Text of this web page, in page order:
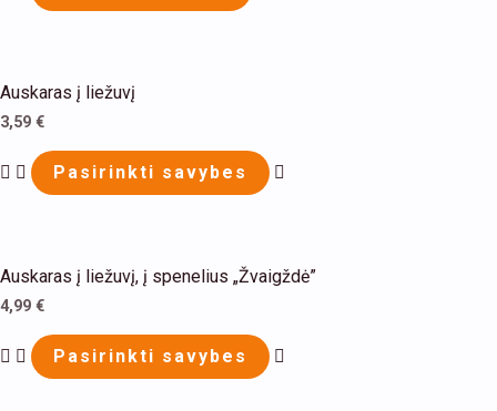
Auskaras į liežuvį
3,59 €
Pasirinkti savybes
Auskaras į liežuvį, į spenelius „Žvaigždė”
4,99 €
Pasirinkti savybes